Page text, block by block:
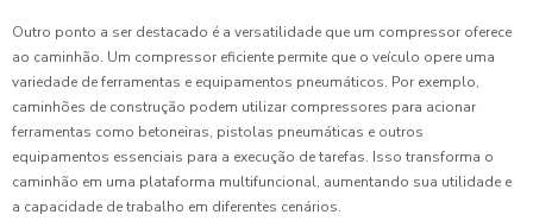
Outro ponto a ser destacado é a versatilidade que um compressor oferece
ao caminhão. Um compressor eficiente permite que o veículo opere uma
variedade de ferramentas e equipamentos pneumáticos. Por exemplo,
caminhões de construção podem utilizar compressores para acionar
ferramentas como betoneiras, pistolas pneumáticas e outros
equipamentos essenciais para a execução de tarefas. Isso transforma o
caminhão em uma plataforma multifuncional, aumentando sua utilidade e
a capacidade de trabalho em diferentes cenários.